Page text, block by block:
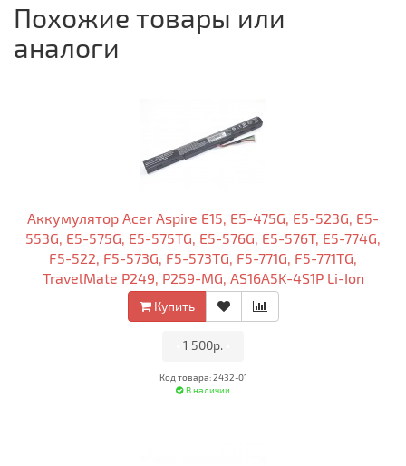
Похожие товары или
аналоги
Аккумулятор Acer Aspire E15, E5-475G, E5-523G, E5-
553G, E5-575G, E5-575TG, E5-576G, E5-576T, E5-774G,
F5-522, F5-573G, F5-573TG, F5-771G, F5-771TG,
TravelMate P249, P259-MG, AS16A5K-4S1P Li-Ion
2600mAh 14.6V OEM Черная
Купить
1 500р.
Код товара: 2432-01
В наличии